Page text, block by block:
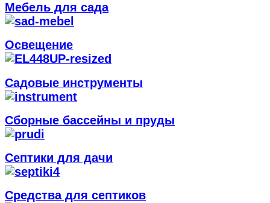
Мебель для сада
Освещение
Садовые инструменты
Сборные бассейны и пруды
Септики для дачи
Средства для септиков